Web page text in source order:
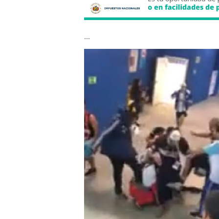
...